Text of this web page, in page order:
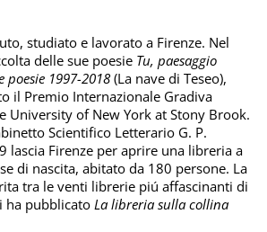
studiato e lavorato a Firenze. Nel
delle sue poesie Tu, paesaggio
1997-2018(La nave di Teseo),
il Premio Internazionale Gradiva
University of New York at Stony Brook.
Scientifico Letterario G. P.
lascia Firenze per aprire una libreria a
di nascita, abitato da 180 persone. La
tra le venti librerie piú affascinanti di
ha pubblicato La libreria sulla collina